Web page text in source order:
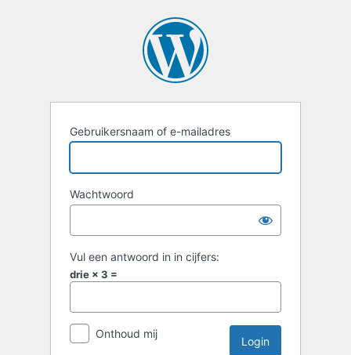
Gebruikersnaam of e-mailadres
Wachtwoord
Vul een antwoord in in cijfers:
drie × 3 =
Onthoud mij